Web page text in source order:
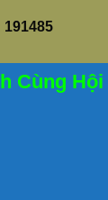
191485
Cùng